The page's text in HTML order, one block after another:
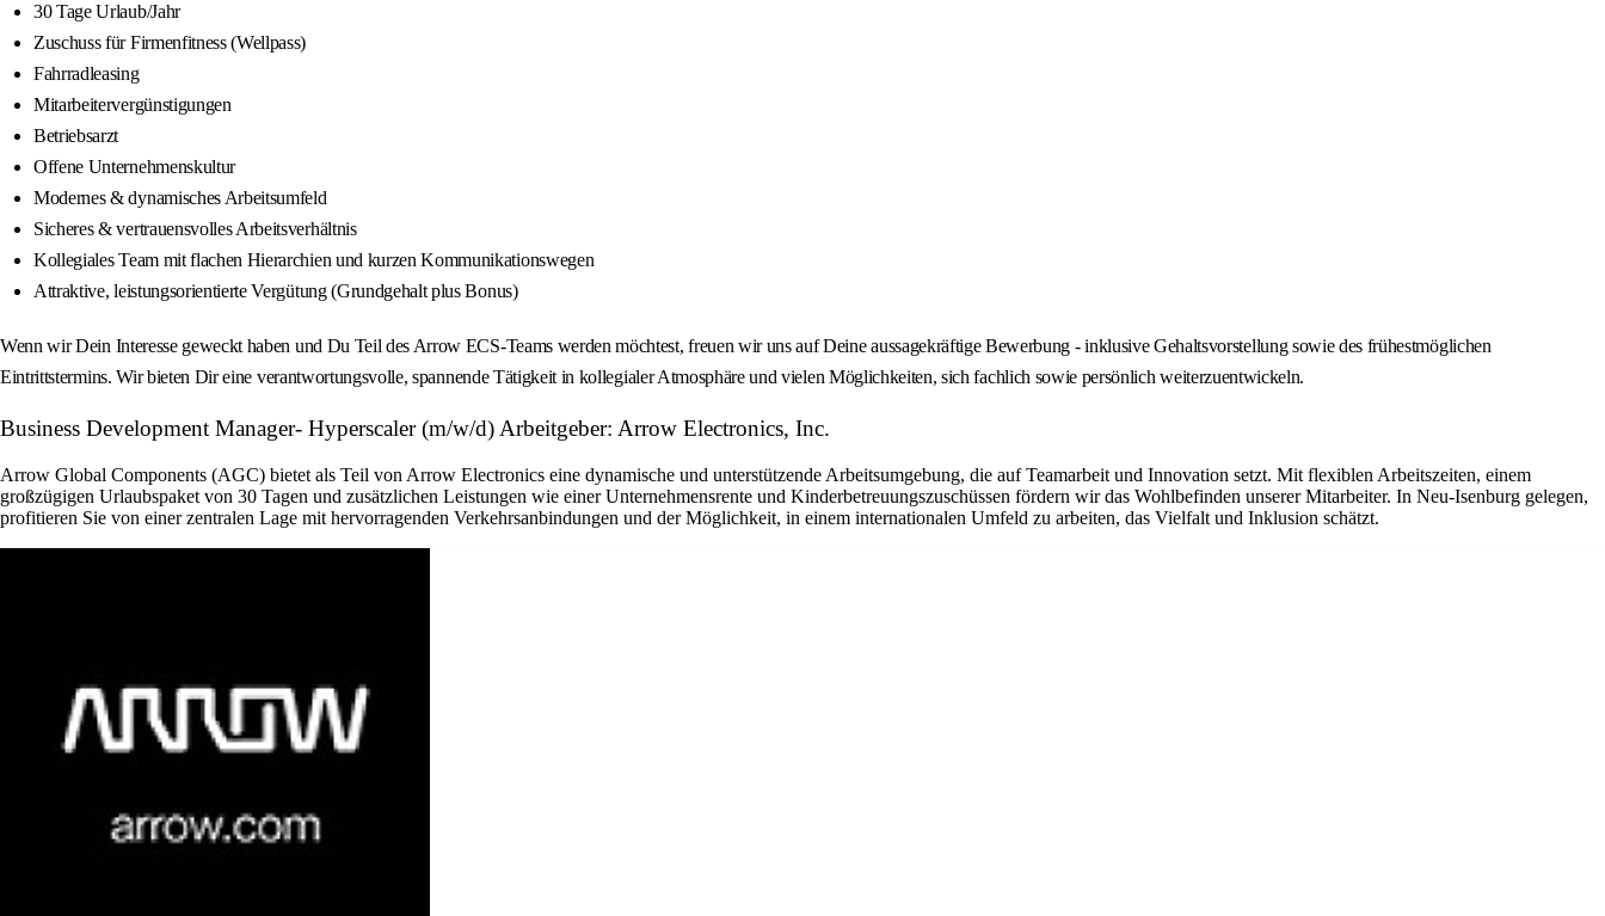
30 Tage Urlaub/Jahr
Zuschuss für Firmenfitness (Wellpass)
Fahrradleasing
Mitarbeitervergünstigungen
Betriebsarzt
Offene Unternehmenskultur
Modernes & dynamisches Arbeitsumfeld
Sicheres & vertrauensvolles Arbeitsverhältnis
Kollegiales Team mit flachen Hierarchien und kurzen Kommunikationswegen
Attraktive, leistungsorientierte Vergütung (Grundgehalt plus Bonus)
Wenn wir Dein Interesse geweckt haben und Du Teil des Arrow ECS-Teams werden möchtest, freuen wir uns auf Deine aussagekräftige Bewerbung - inklusive Gehaltsvorstellung sowie des frühestmöglichen
Eintrittstermins. Wir bieten Dir eine verantwortungsvolle, spannende Tätigkeit in kollegialer Atmosphäre und vielen Möglichkeiten, sich fachlich sowie persönlich weiterzuentwickeln.
Business Development Manager- Hyperscaler (m/w/d) Arbeitgeber: Arrow Electronics, Inc.
Arrow Global Components (AGC) bietet als Teil von Arrow Electronics eine dynamische und unterstützende Arbeitsumgebung, die auf Teamarbeit und Innovation setzt. Mit flexiblen Arbeitszeiten, einem
großzügigen Urlaubspaket von 30 Tagen und zusätzlichen Leistungen wie einer Unternehmensrente und Kinderbetreuungszuschüssen fördern wir das Wohlbefinden unserer Mitarbeiter. In Neu-Isenburg gelegen,
profitieren Sie von einer zentralen Lage mit hervorragenden Verkehrsanbindungen und der Möglichkeit, in einem internationalen Umfeld zu arbeiten, das Vielfalt und Inklusion schätzt.